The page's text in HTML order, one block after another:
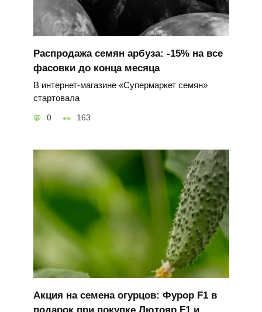
Распродажа семян арбуза: -15% на все
фасовки до конца месяца
В интернет-магазине «Супермаркет семян»
стартовала
0 163
Акция на семена огурцов: Фурор F1 в